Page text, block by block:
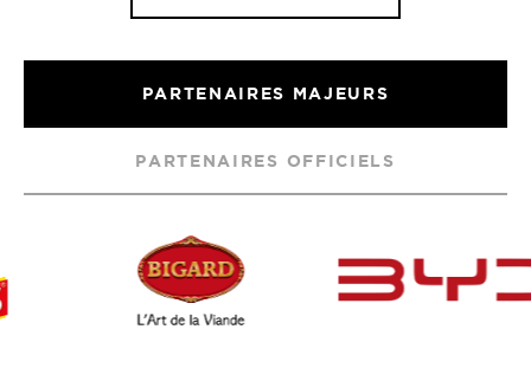
PARTENAIRES MAJEURS
PARTENAIRES OFFICIELS